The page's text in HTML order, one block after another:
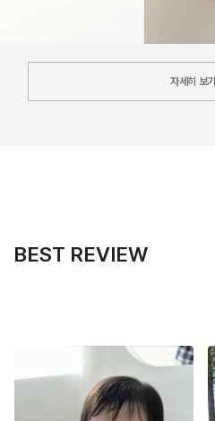
자세히 보기
BEST REVIEW